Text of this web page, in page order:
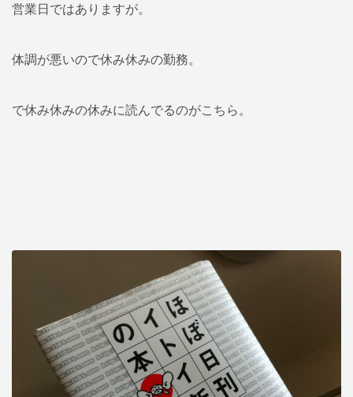
営業日ではありますが。
体調が悪いので休み休みの勤務。
で休み休みの休みに読んでるのがこちら。